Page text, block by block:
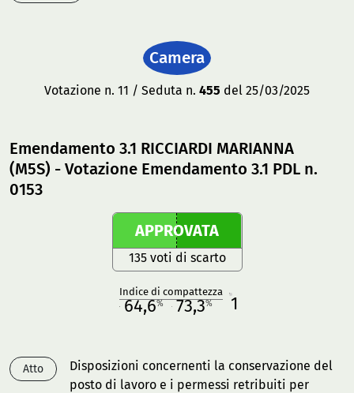
Camera
Votazione n. 11 / Seduta n. 455 del 25/03/2025
Emendamento 3.1 RICCIARDI MARIANNA
(M5S) - Votazione Emendamento 3.1 PDL n.
0153
APPROVATA
135 voti di scarto
Indice di compattezza
64,6% 73,3% 1
Atto
Disposizioni concernenti la conservazione del
posto di lavoro e i permessi retribuiti per